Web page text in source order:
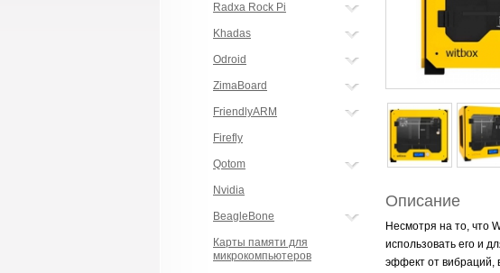
Radxa Rock Pi
Khadas
Odroid
ZimaBoard
FriendlyARM
Firefly
Qotom
Nvidia
BeagleBone
Карты памяти для
микрокомпьютеров
Описание
Несмотря на то, что
использовать его и
эффект от вибраций,